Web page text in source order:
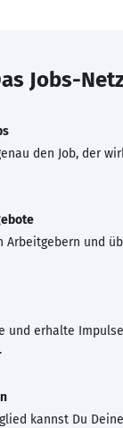
Jobs-
den Job, der
Arbeitgebern und
und erhalte
kannst Du